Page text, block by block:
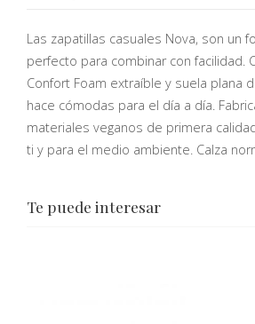
Las zapatillas casuales Nova, son un
perfecto para combinar con facilidad.
Confort Foam extraíble y suela plana
hace cómodas para el día a día.
materiales veganos de primera
ti y para el medio ambiente. Calza
Te puede interesar